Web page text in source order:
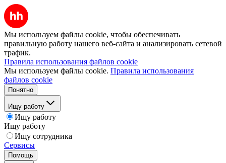
Мы используем файлы cookie, чтобы обеспечивать
правильную работу нашего веб-сайта и анализировать сетевой
трафик.
Правила использования файлов cookie
Мы используем файлы cookie. Правила использования
файлов cookie
Понятно
Ищу работу
Ищу работу
Ищу работу
Ищу сотрудника
Сервисы
Помощь